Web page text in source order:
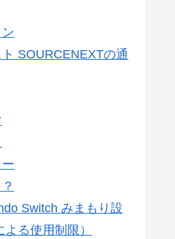
SOURCENEXTの通
Switch みまもり設
る使用制限）